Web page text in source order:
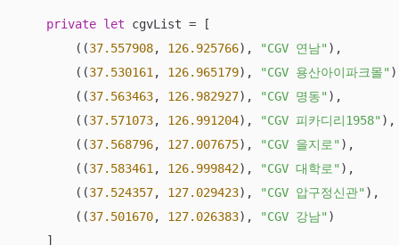
private let cgvList = [
        ((
37.557908, 126.925766), "CGV 연남" ),
        ((
37.530161 , 126.965179), "CGV 용산아이파크몰"
        ((
37.563463, 126.982927), "CGV 명동" ),
        ((
37.571073, 126.991204), "CGV 피카디리1958" ),
        ((
37.568796, 127.007675), "CGV 을지로" ),
        ((
37.583461 , 126.999842), "CGV 대학로" ),
        ((
37.524357, 127.029423), "CGV 압구정신관" ),
        ((
37.501670, 127.026383), "CGV 강남" )
    ]